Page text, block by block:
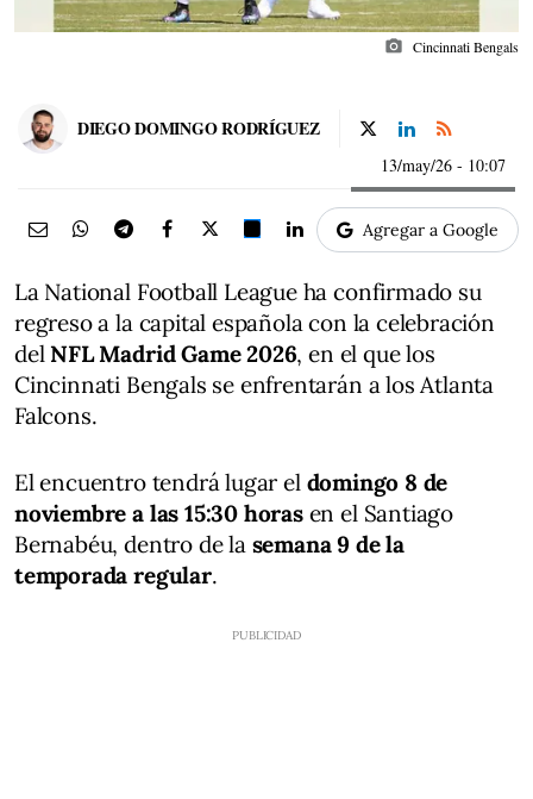
photo_camera Cincinnati Bengals
DIEGO DOMINGO RODRÍGUEZ
13/may/26 - 10:07
Agregar a Google
La National Football League ha confirmado su
regreso a la capital española con la celebración
delNFL Madrid Game 2026, en el que los
Cincinnati Bengals se enfrentarán a los Atlanta
Falcons.
El encuentro tendrá lugar el domingo 8 de
noviembre a las 15:30 horasen el Santiago
Bernabéu, dentro de la semana 9 de la
temporada regular.